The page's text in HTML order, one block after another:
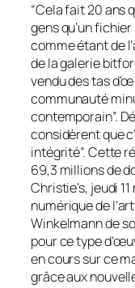
“Cela fait 20 ans
gens qu’un
comme étant de
de la galerie
vendu des tas d’
communauté
contemporain”.
considèrent que
intégrité”.Cette
69,3 millions de
Christie’s, jeudi
numérique de
Winkelmannde
pour ce type
en cours sur ce
grâce aux